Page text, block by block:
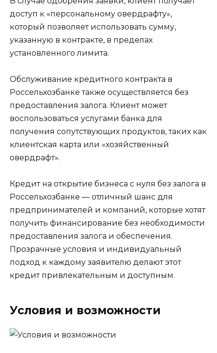
доступ к «персональному овердрафту»,
который позволяет использовать сумму,
указанную в контракте, в пределах
установленного лимита.
Обслуживание кредитного контракта в
Россельхозбанке также осуществляется без
предоставления залога. Клиент может
воспользоваться услугами банка для
получения сопутствующих продуктов, таких как
клиентская карта или «хозяйственный
овердрафт».
Кредит на открытие бизнеса с нуля без залога в
Россельхозбанке — отличный шанс для
предпринимателей и компаний, которые хотят
получить финансирование без необходимости
предоставления залога и обеспечения.
Прозрачные условия и индивидуальный
подход к каждому заявителю делают этот
кредит привлекательным и доступным.
Условия и возможности